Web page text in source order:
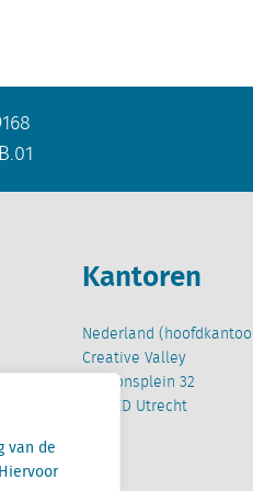
van de
Kantoren
Nederland
Creative Valley
Stationsplein 32
3511 ED Utrecht